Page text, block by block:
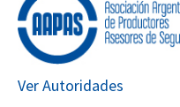
Ver Autoridades